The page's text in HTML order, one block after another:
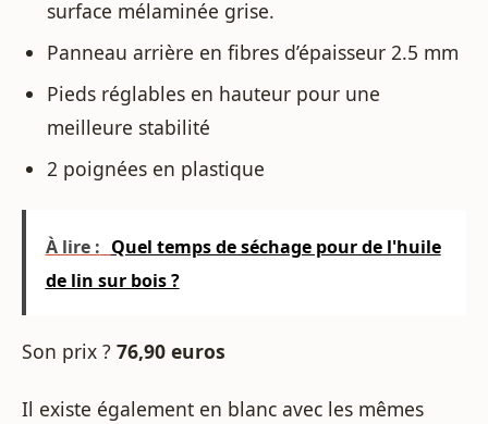
surface mélaminée grise.
Panneau arrière en fibres d’épaisseur 2.5 mm
Pieds réglables en hauteur pour une
meilleure stabilité
2 poignées en plastique
À lire : Quel temps de séchage pour de l'huile
de lin sur bois ?
Son prix ? 76,90 euros
Il existe également en blanc avec les mêmes